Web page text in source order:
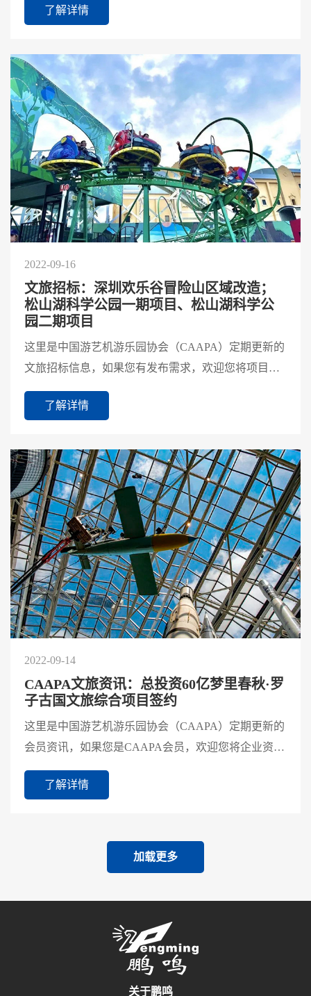
稿；如果您想成为CA...
了解详情
2022-09-16
文旅招标：深圳欢乐谷冒险山区域改造；
松山湖科学公园一期项目、松山湖科学公
园二期项目
这里是中国游艺机游乐园协会（CAAPA）定期更新的
文旅招标信息，如果您有发布需求，欢迎您将项目招
标信息发送至CAAPA宣传部微信（18810272514）进
行投稿。点此了...
了解详情
2022-09-14
CAAPA文旅资讯：总投资60亿梦里春秋·罗
子古国文旅综合项目签约
这里是中国游艺机游乐园协会（CAAPA）定期更新的
会员资讯，如果您是CAAPA会员，欢迎您将企业资讯
发送至CAAPA宣传部微信（18810272514）进行投
稿；如果您想成为CA...
了解详情
加载更多
关于鹏鸣